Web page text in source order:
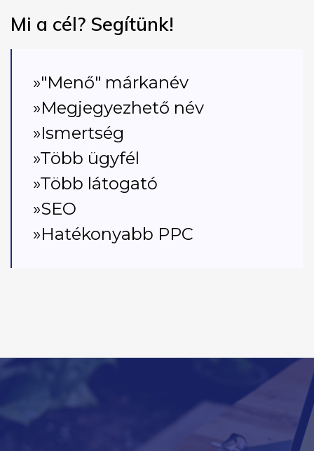
Mi a cél? Segítünk!
»"Menő" márkanév
»Megjegyezhető név
»Ismertség
»Több ügyfél
»Több látogató
»SEO
»Hatékonyabb PPC